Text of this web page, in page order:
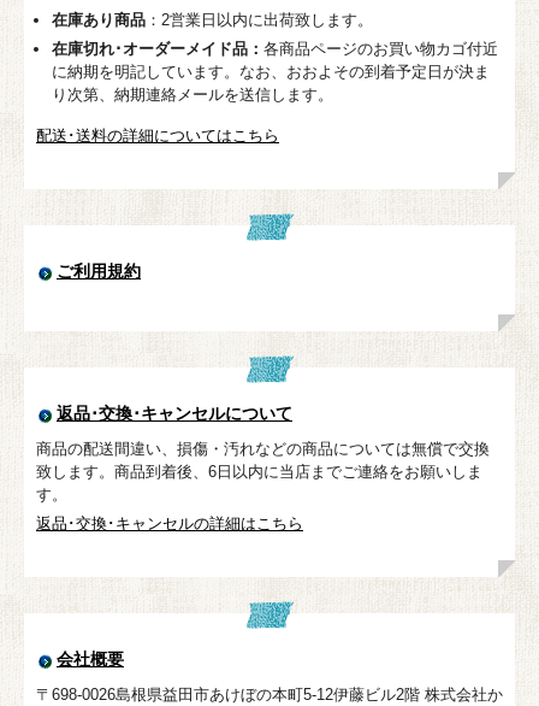
在庫あり商品：2営業日以内に出荷致します。
在庫切れ･オーダーメイド品： 各商品ページのお買い物カゴ付近
に納期を明記しています。なお、おおよその到着予定日が決ま
り次第、納期連絡メールを送信します。
配送･送料の詳細についてはこちら
ご利用規約
返品･交換･キャンセルについて
商品の配送間違い、損傷・汚れなどの商品については無償で交換
致します。商品到着後、6日以内に当店までご連絡をお願いしま
す。
返品･交換･キャンセルの詳細はこちら
会社概要
〒698-0026島根県益田市あけぼの本町5-12伊藤ビル2階 株式会社か